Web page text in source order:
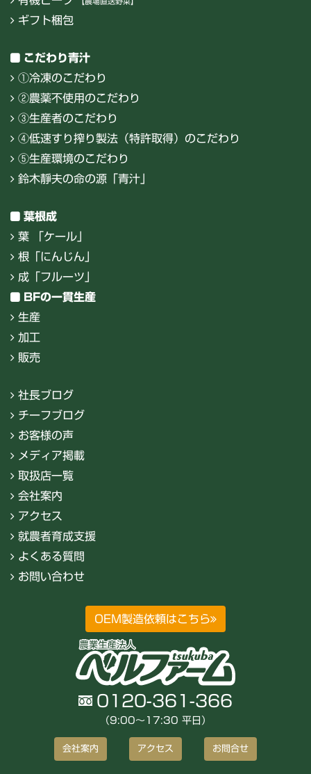
ギフト梱包
こだわり青汁
①冷凍のこだわり
②農薬不使用のこだわり
③生産者のこだわり
④低速すり搾り製法（特許取得）のこだわり
⑤生産環境のこだわり
鈴木靜夫の命の源「青汁」
葉根成
葉 「ケール」
根「にんじん」
成「フルーツ」
BFの一貫生産
生産
加工
販売
社長ブログ
チーフブログ
お客様の声
メディア掲載
取扱店一覧
会社案内
アクセス
就農者育成支援
よくある質問
お問い合わせ
OEM製造依頼はこちら
0120-361-366
（9:00〜17:30 平日）
会社案内 アクセス お問合せ